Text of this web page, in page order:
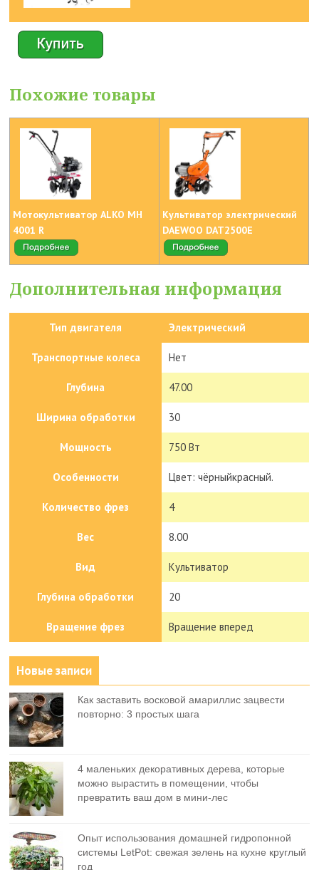
Похожие товары
Мотокультиватор ALKO MH
4001 R
Культиватор электрический
DAEWOO DAT2500E
Дополнительная информация
Тип двигателя Электрический
Транспортные колеса Нет
Глубина 47.00
Ширина обработки 30
Мощность 750 Вт
Особенности Цвет: чёрныйкрасный.
Количество фрез 4
Вес 8.00
Вид Культиватор
Глубина обработки 20
Вращение фрез Вращение вперед
Новые записи
Как заставить восковой амариллис зацвести
повторно: 3 простых шага
4 маленьких декоративных дерева, которые
можно вырастить в помещении, чтобы
превратить ваш дом в мини-лес
Опыт использования домашней гидропонной
системы LetPot: свежая зелень на кухне круглый
год